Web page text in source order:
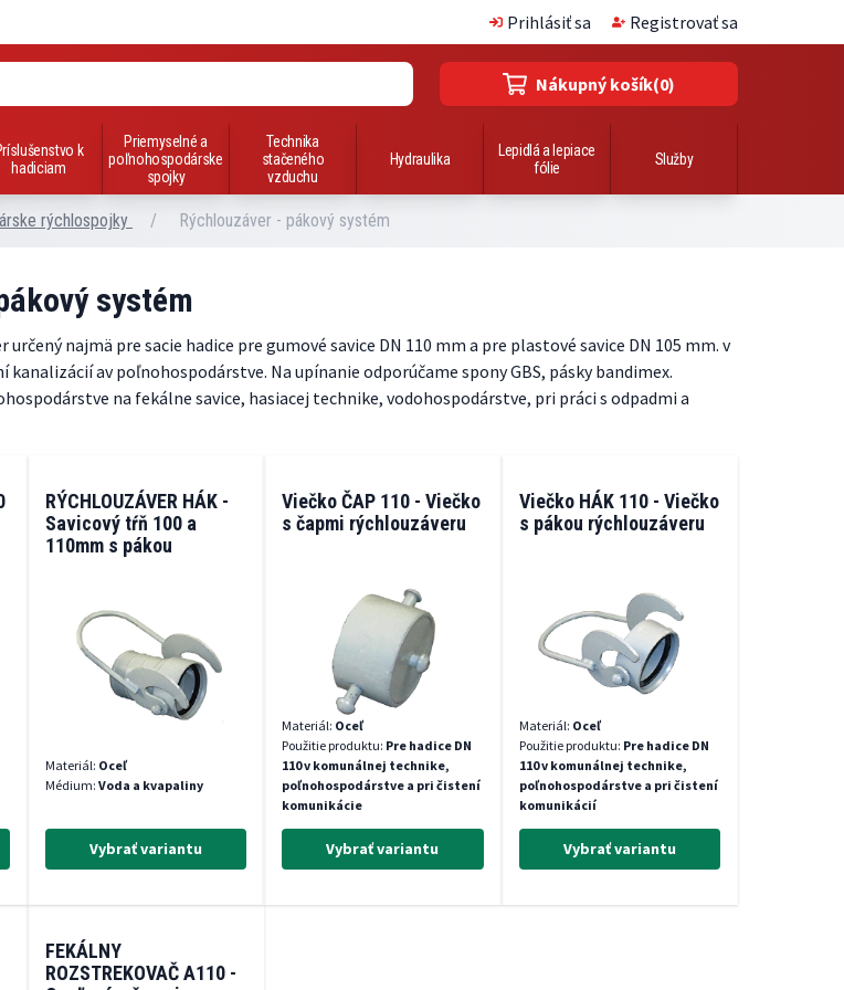
Prihlásiť sa Registrovať sa
Nákupný košík(0)
k
hadiciam
Priemyselné a
poľnohospodárske
spojky
Technika
stačeného
vzduchu
Hydraulika
Lepidlá a lepiace
fólie
Služby
rýchlospojky / Rýchlouzáver - pákový systém
systém
určený najmä pre sacie hadice pre gumové savice DN 110 mm a pre plastové savice DN 105 mm. v
av poľnohospodárstve. Na upínanie odporúčame spony GBS, pásky bandimex.
na fekálne savice, hasiacej technike, vodohospodárstve, pri práci s odpadmi a
RÝCHLOUZÁVER HÁK -
Savicový tŕň 100 a
110mm s pákou
Materiál: Oceľ
Médium: Voda a kvapaliny
Vybrať variantu
Viečko ČAP 110 - Viečko
s čapmi rýchlouzáveru
Materiál: Oceľ
Použitie produktu: Pre hadice DN
110 v komunálnej technike,
poľnohospodárstve a pri čistení
komunikácie
Vybrať variantu
Viečko HÁK 110 - Viečko
s pákou rýchlouzáveru
Materiál: Oceľ
Použitie produktu: Pre hadice DN
110 v komunálnej technike,
poľnohospodárstve a pri čistení
komunikácií
Vybrať variantu
FEKÁLNY
ROZSTREKOVAČ A110 -